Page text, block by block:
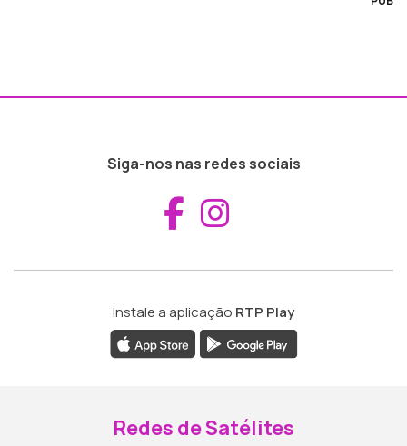
Siga-nos nas redes sociais
Aceder ao
Instale a aplicação RTP Play
Redes de Satélites